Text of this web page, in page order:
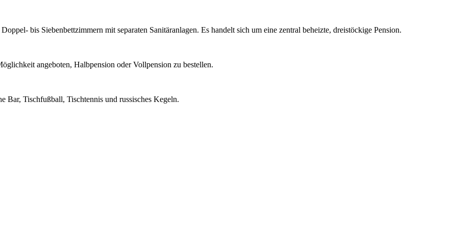
bis Siebenbettzimmern mit separaten Sanitäranlagen. Es handelt sich um eine zentral beheizte, dreistöckige Pension.
angeboten, Halbpension oder Vollpension zu bestellen.
Bar, Tischfußball, Tischtennis und russisches Kegeln.